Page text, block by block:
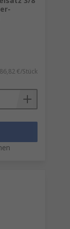
86,82 €/Stück